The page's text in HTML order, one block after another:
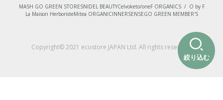
絞り込む
MASH GO GREEN STORESNIDEL BEAUTYCelvoketo/oneF ORGANICS/ O by F
La Maison HerboristeMitea ORGANICINNERSENSEGO GREEN MEMBER'S
Copyright© 2021 ecostore JAPAN Ltd. All rights reserved.